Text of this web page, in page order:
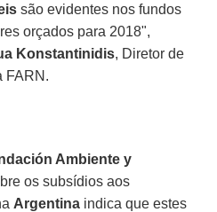
são evidentes nos fundos
orçados para 2018",
Konstantinidis, Diretor de
FARN.
Ambiente y
os subsídios aos
Argentina indica que estes